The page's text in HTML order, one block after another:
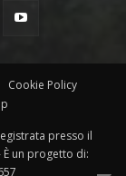
Cookie Policy
presso il
un progetto di: